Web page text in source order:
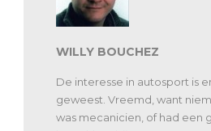
WILLY BOUCHEZ
De interesse in autosport is
geweest. Vreemd, want
was mecanicien, of had een